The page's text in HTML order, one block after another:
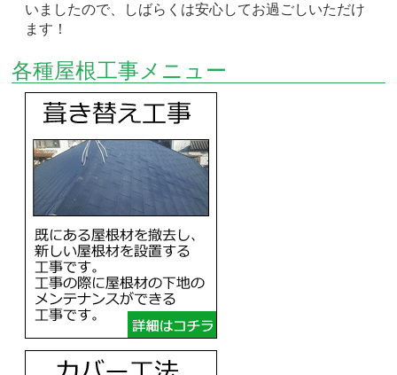
いましたので、しばらくは安心してお過ごしいただけ
ます！
各種屋根工事メニュー